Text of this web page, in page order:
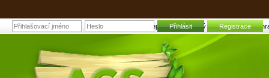
Teploměr ručičkový LAMPA 72710 |
Přihlásit Registrace